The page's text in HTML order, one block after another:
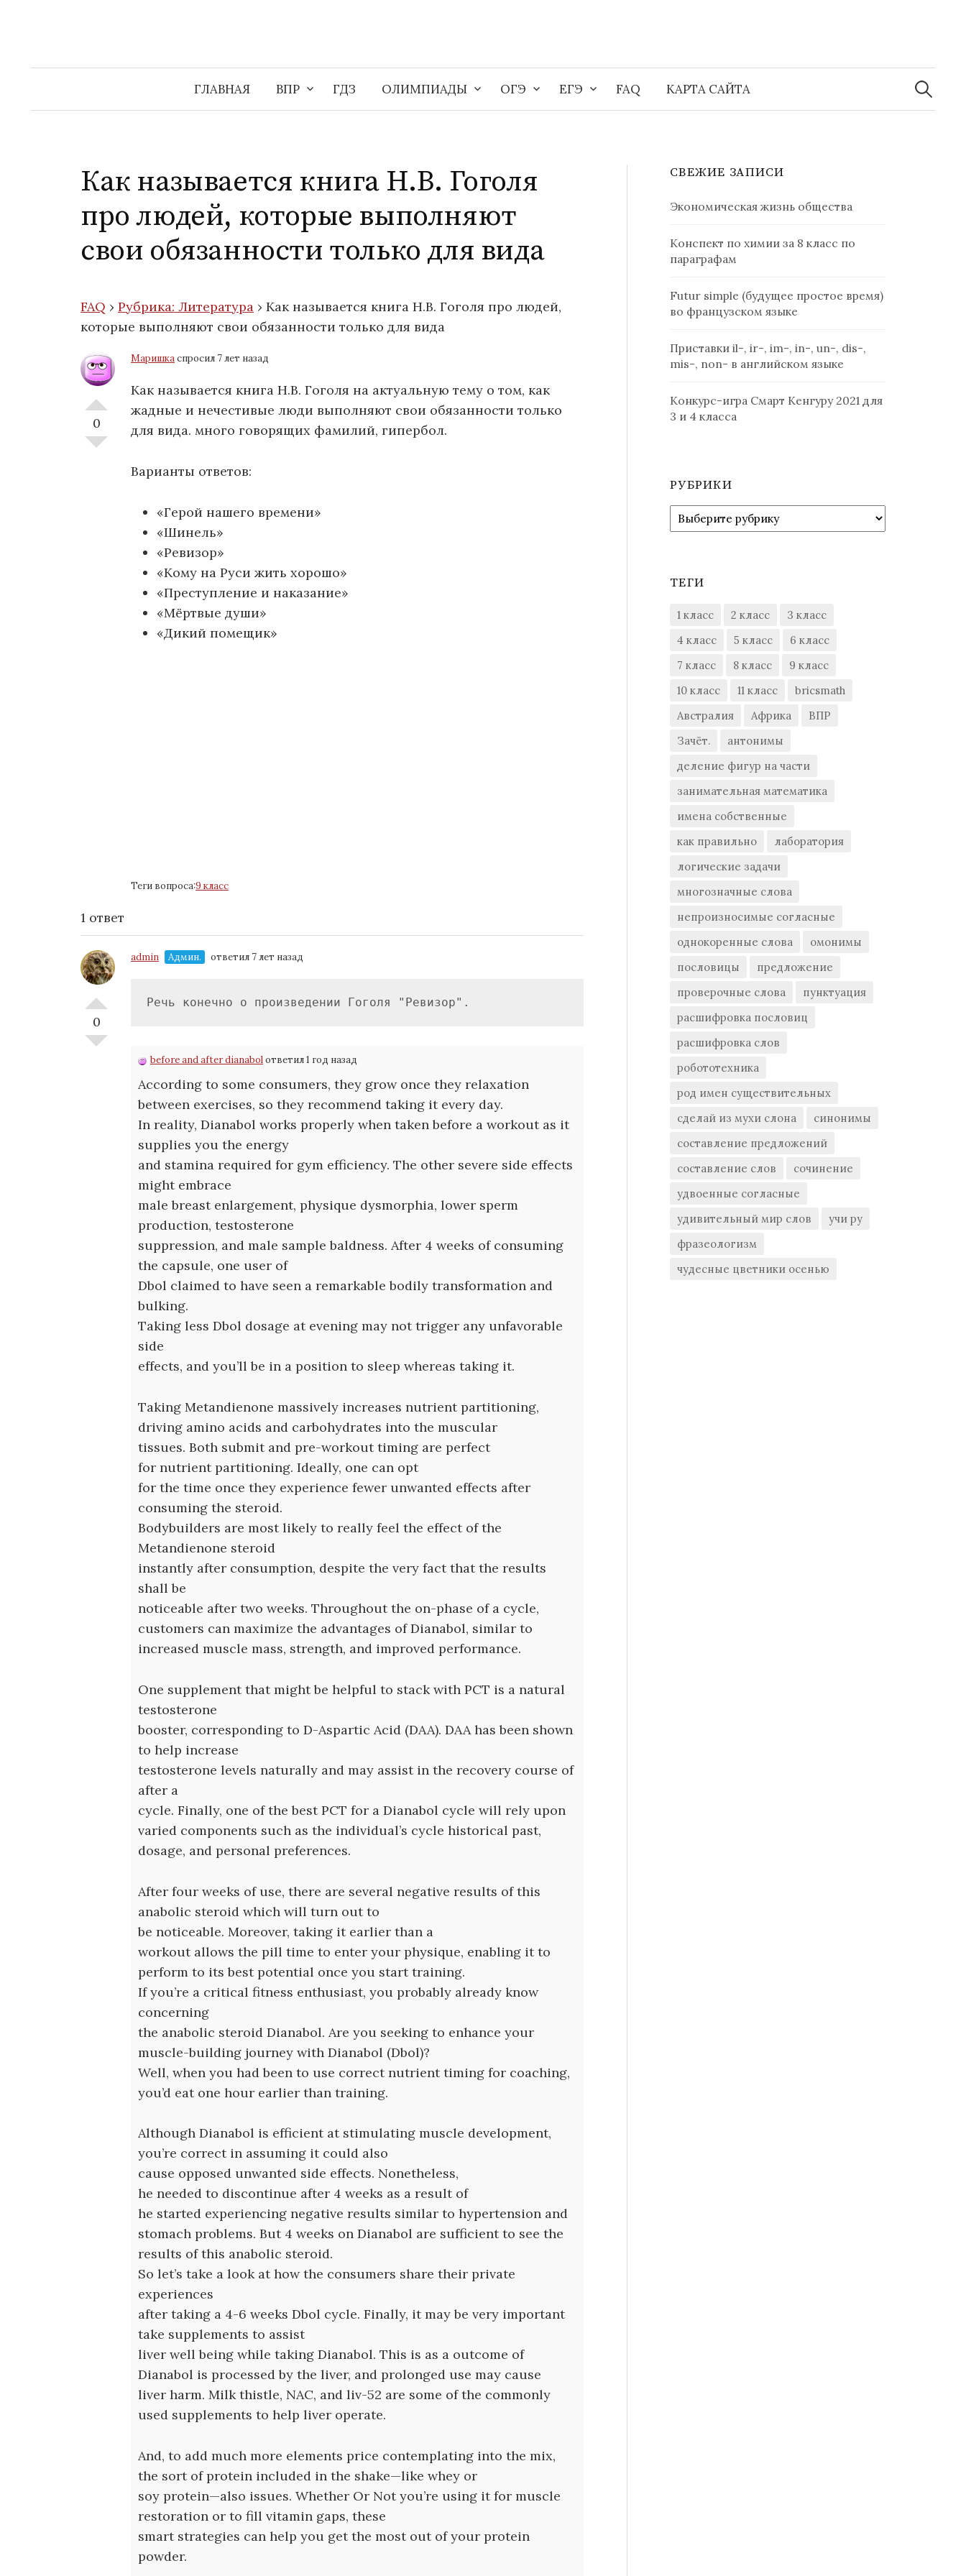
ГЛАВНАЯ ВПР ГДЗ ОЛИМПИАДЫ ОГЭ ЕГЭ FAQ КАРТА САЙТА
Найти:
Как называется книга Н.В. Гоголя
про людей, которые выполняют
свои обязанности только для вида
FAQ › Рубрика: Литература › Как называется книга Н.В. Гоголя про людей,
которые выполняют свои обязанности только для вида
0
Маришкаспросил 7 лет назад
Как называется книга Н.В. Гоголя на актуальную тему о том, как
жадные и нечестивые люди выполняют свои обязанности только
для вида. много говорящих фамилий, гипербол.
Варианты ответов:
«Герой нашего времени»
«Шинель»
«Ревизор»
«Кому на Руси жить хорошо»
«Преступление и наказание»
«Мёртвые души»
«Дикий помещик»
Теги вопроса:9 класс
1 ответ
0
admin Админ. ответил 7 лет назад
Речь конечно о произведении Гоголя "Ревизор".
before and after dianabolответил 1 год назад
According to some consumers, they grow once they relaxation
between exercises, so they recommend taking it every day.
In reality, Dianabol works properly when taken before a workout as it
supplies you the energy
and stamina required for gym efficiency. The other severe side effects
might embrace
male breast enlargement, physique dysmorphia, lower sperm
production, testosterone
suppression, and male sample baldness. After 4 weeks of consuming
the capsule, one user of
Dbol claimed to have seen a remarkable bodily transformation and
bulking.
Taking less Dbol dosage at evening may not trigger any unfavorable
side
effects, and you’ll be in a position to sleep whereas taking it.
Taking Metandienone massively increases nutrient partitioning,
driving amino acids and carbohydrates into the muscular
tissues. Both submit and pre-workout timing are perfect
for nutrient partitioning. Ideally, one can opt
for the time once they experience fewer unwanted effects after
consuming the steroid.
Bodybuilders are most likely to really feel the effect of the
Metandienone steroid
instantly after consumption, despite the very fact that the results
shall be
noticeable after two weeks. Throughout the on-phase of a cycle,
customers can maximize the advantages of Dianabol, similar to
increased muscle mass, strength, and improved performance.
One supplement that might be helpful to stack with PCT is a natural
testosterone
booster, corresponding to D-Aspartic Acid (DAA). DAA has been shown
to help increase
testosterone levels naturally and may assist in the recovery course of
after a
cycle. Finally, one of the best PCT for a Dianabol cycle will rely upon
varied components such as the individual’s cycle historical past,
dosage, and personal preferences.
After four weeks of use, there are several negative results of this
anabolic steroid which will turn out to
be noticeable. Moreover, taking it earlier than a
workout allows the pill time to enter your physique, enabling it to
perform to its best potential once you start training.
If you’re a critical fitness enthusiast, you probably already know
concerning
the anabolic steroid Dianabol. Are you seeking to enhance your
muscle-building journey with Dianabol (Dbol)?
Well, when you had been to use correct nutrient timing for coaching,
you’d eat one hour earlier than training.
Although Dianabol is efficient at stimulating muscle development,
you’re correct in assuming it could also
cause opposed unwanted side effects. Nonetheless,
he needed to discontinue after 4 weeks as a result of
he started experiencing negative results similar to hypertension and
stomach problems. But 4 weeks on Dianabol are sufficient to see the
results of this anabolic steroid.
So let’s take a look at how the consumers share their private
experiences
after taking a 4-6 weeks Dbol cycle. Finally, it may be very important
take supplements to assist
liver well being while taking Dianabol. This is as a outcome of
Dianabol is processed by the liver, and prolonged use may cause
liver harm. Milk thistle, NAC, and liv-52 are some of the commonly
used supplements to help liver operate.
And, to add much more elements price contemplating into the mix,
the sort of protein included in the shake—like whey or
soy protein—also issues. Whether Or Not you’re using it for muscle
restoration or to fill vitamin gaps, these
smart strategies can help you get the most out of your protein
powder.
СВЕЖИЕ ЗАПИСИ
Экономическая жизнь общества
Конспект по химии за 8 класс по
параграфам
Futur simple (будущее простое время)
во французском языке
Приставки il-, ir-, im-, in-, un-, dis-,
mis-, non- в английском языке
Конкурс-игра Смарт Кенгуру 2021 для
3 и 4 класса
РУБРИКИ
Рубрики
ТЕГИ
1 класс 2 класс
3 класс
4 класс
5 класс
6 класс
7 класс
8 класс
9 класс
10 класс
11 класс
bricsmath
Австралия
Африка
ВПР
Зачёт.
антонимы
деление фигур на части
занимательная математика
имена собственные
как правильно
лаборатория
логические задачи
многозначные слова
непроизносимые согласные
однокоренные слова
омонимы
пословицы
предложение
проверочные слова
пунктуация
расшифровка пословиц
расшифровка слов
робототехника
род имен существительных
сделай из мухи слона
синонимы
составление предложений
составление слов
сочинение
удвоенные согласные
удивительный мир слов
учи ру
фразеологизм
чудесные цветники осенью